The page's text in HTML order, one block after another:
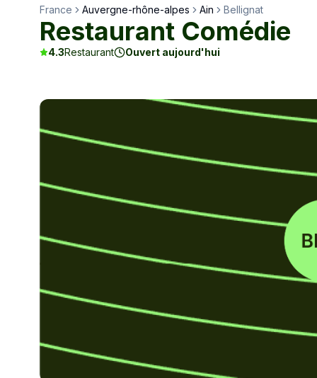
France Auvergne-rhône-alpes Ain Bellignat
Restaurant Comédie
4.3Restaurant Ouvert aujourd'hui